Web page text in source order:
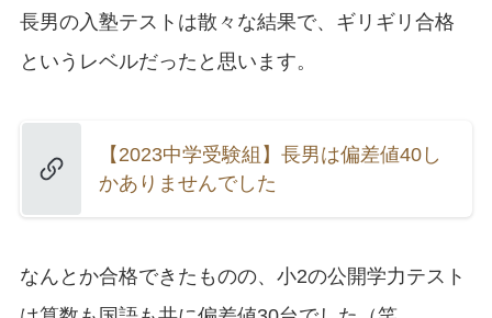
長男の入塾テストは散々な結果で、ギリギリ合格
というレベルだったと思います。
【2023中学受験組】長男は偏差値40し
かありませんでした
なんとか合格できたものの、小2の公開学力テスト